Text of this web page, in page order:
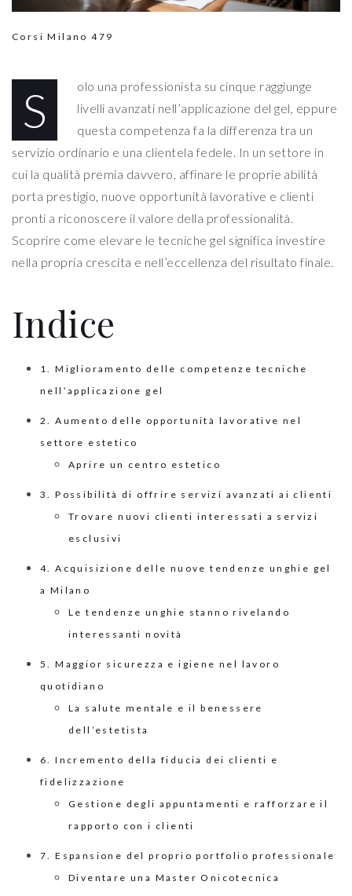
Corsi Milano479
S
olo una professionista su cinque raggiunge
livelli avanzati nell’applicazione del gel, eppure
questa competenza fa la differenza tra un
servizio ordinario e una clientela fedele. In un settore in
cui la qualità premia davvero, affinare le proprie abilità
porta prestigio, nuove opportunità lavorative e clienti
pronti a riconoscere il valore della professionalità.
Scoprire come elevare le tecniche gel significa investire
nella propria crescita e nell’eccellenza del risultato finale.
Indice
1. Miglioramento delle competenze tecniche
nell’applicazione gel
2. Aumento delle opportunità lavorative nel
settore estetico
Aprire un centro estetico
3. Possibilità di offrire servizi avanzati ai clienti
Trovare nuovi clienti interessati a servizi
esclusivi
4. Acquisizione delle nuove tendenze unghie gel
a Milano
Le tendenze unghie stanno rivelando
interessanti novità
5. Maggior sicurezza e igiene nel lavoro
quotidiano
La salute mentale e il benessere
dell’estetista
6. Incremento della fiducia dei clienti e
fidelizzazione
Gestione degli appuntamenti e rafforzare il
rapporto con i clienti
7. Espansione del proprio portfolio professionale
Diventare una Master Onicotecnica